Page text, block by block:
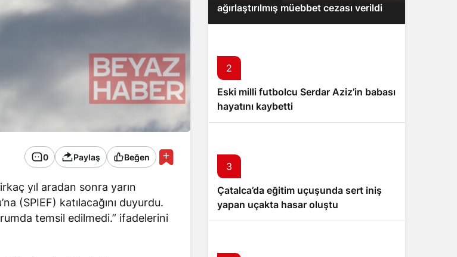
0 Paylaş Beğen
yıl aradan sonra yarın
(SPIEF) katılacağını duyurdu.
temsil edilmedi.” ifadelerini
ağırlaştırılmış müebbet cezası verildi
2
Eski milli futbolcu Serdar Aziz’in babası
hayatını kaybetti
3
Çatalca’da eğitim uçuşunda sert iniş
yapan uçakta hasar oluştu